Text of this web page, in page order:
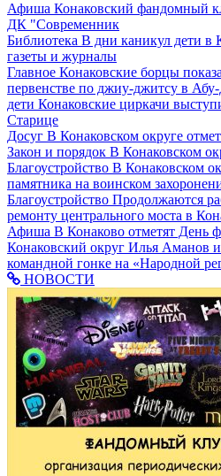
Афиша Конаковский фандомный
ДК "Современник
Библиотека В дни каникул дети в
газеты и журналы
Главное Конаковские борцы
первенстве по джиу-джитсу в
дети Конаковские циркачи
Старице
Досуг В Конаковском округе
Закон и порядок В Конаковском
Благоустройство В Конаковском
памятника на воинском
Благоустройство Продолжаются
ремонту центрального моста в
Афиша В Конаково отметят День
Конаковский округ Илья Аманов
командной гонке на «Народной
НОВОСТИ